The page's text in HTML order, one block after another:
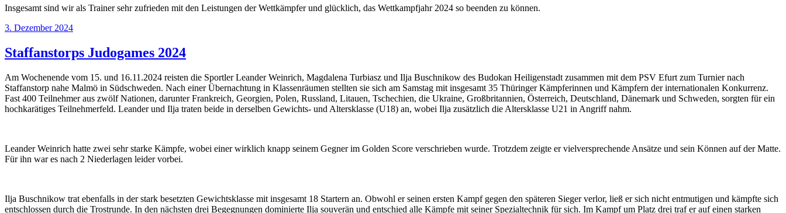
Insgesamt sind wir als Trainer sehr zufrieden mit den Leistungen der Wettkämpfer und glücklich, das Wettkampfjahr 2024 so beenden zu können.
Veröffentlicht
3. Dezember 2024
Staffanstorps Judogames 2024
Am Wochenende vom 15. und 16.11.2024 reisten die Sportler Leander Weinrich, Magdalena Turbiasz und Ilja Buschnikow des Budokan Heiligenstadt zusammen mit dem PSV Efurt zum Turnier nach
Staffanstorp nahe Malmö in Südschweden. Nach einer Übernachtung in Klassenräumen stellten sie sich am Samstag mit insgesamt 35 Thüringer Kämpferinnen und Kämpfern der internationalen Konkurrenz.
Fast 400 Teilnehmer aus zwölf Nationen, darunter Frankreich, Georgien, Polen, Russland, Litauen, Tschechien, die Ukraine, Großbritannien, Österreich, Deutschland, Dänemark und Schweden, sorgten für ein
hochkarätiges Teilnehmerfeld. Leander und Ilja traten beide in derselben Gewichts- und Altersklasse (U18) an, wobei Ilja zusätzlich die Altersklasse U21 in Angriff nahm.
Leander Weinrich hatte zwei sehr starke Kämpfe, wobei einer wirklich knapp seinem Gegner im Golden Score verschrieben wurde. Trotzdem zeigte er vielversprechende Ansätze und sein Können auf der Matte.
Für ihn war es nach 2 Niederlagen leider vorbei.
Ilja Buschnikow trat ebenfalls in der stark besetzten Gewichtsklasse mit insgesamt 18 Startern an. Obwohl er seinen ersten Kampf gegen den späteren Sieger verlor, ließ er sich nicht entmutigen und kämpfte sich
entschlossen durch die Trostrunde. In den nächsten drei Begegnungen dominierte Ilja souverän und entschied alle Kämpfe mit seiner Spezialtechnik für sich. Im Kampf um Platz drei traf er auf einen starken